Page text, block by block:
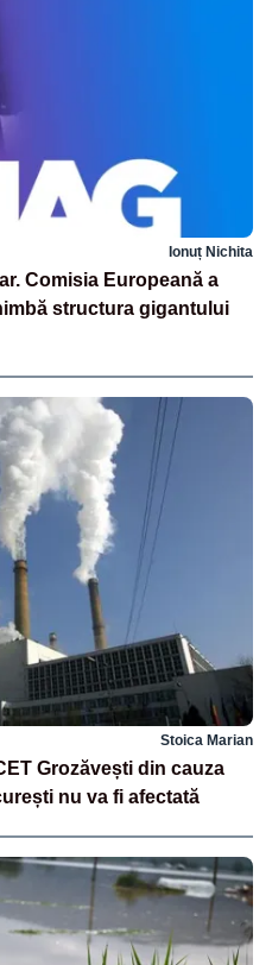
Ionuț Nichita
Comisia Europeană a
structura gigantului
Stoica Marian
Grozăvești din cauza
nu va fi afectată